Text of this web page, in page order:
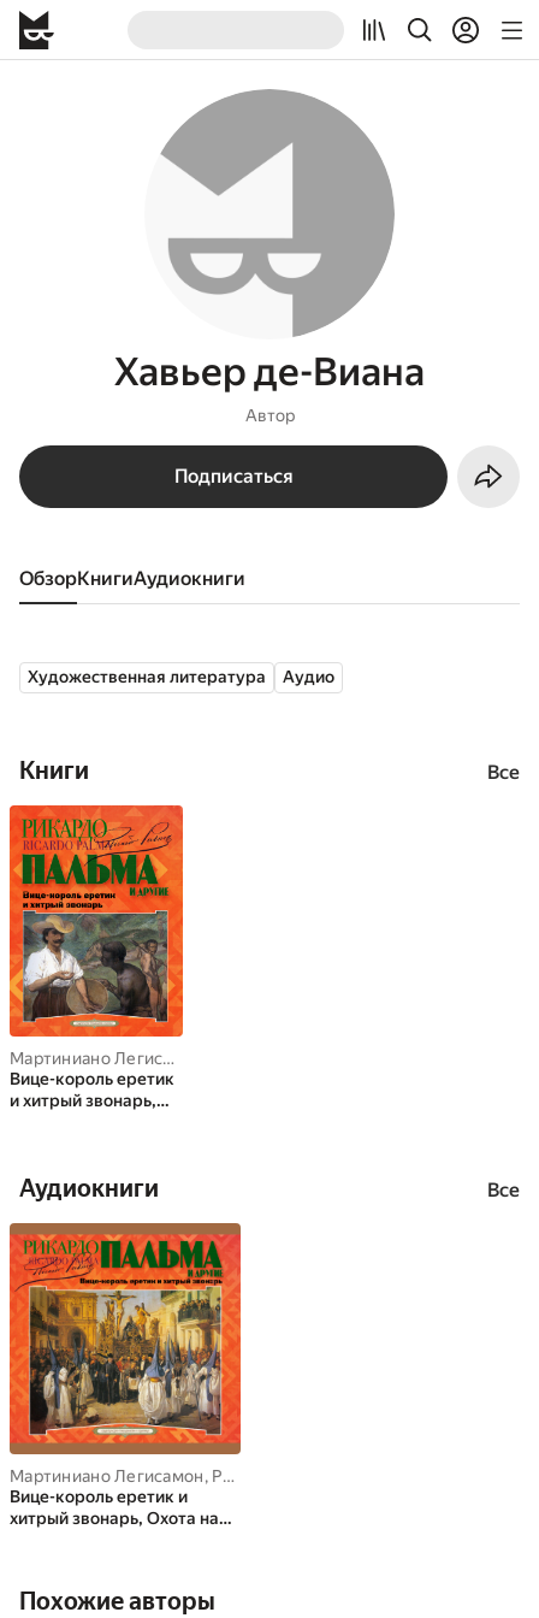
Хавьер де-Виана
Автор
Подписаться
Обзор книги аудиокниги
Художественная литература Аудио
Книги Все
Мартиниано Легисамон
Вице-король еретик
и хитрый звонарь,
Аудиокниги Все
Мартиниано Легисамон, Рикардо Пальма
Вице-король еретик и
хитрый звонарь, Охота на
Похожие авторы